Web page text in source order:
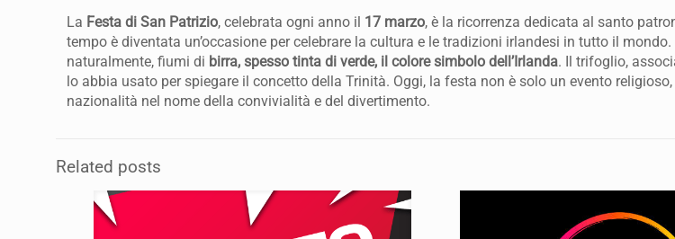
La Festa di San Patrizio, celebrata ogni anno il 17 marzo, è la ricorrenza dedicata al santo
tempo è diventata un’occasione per celebrare la cultura e le tradizioni irlandesi in tutto il
naturalmente, fiumi di birra, spesso tinta di verde, il colore simbolo dell’Irlanda. Il trifoglio,
lo abbia usato per spiegare il concetto della Trinità. Oggi, la festa non è solo un evento
nazionalità nel nome della convivialità e del divertimento.
Related posts